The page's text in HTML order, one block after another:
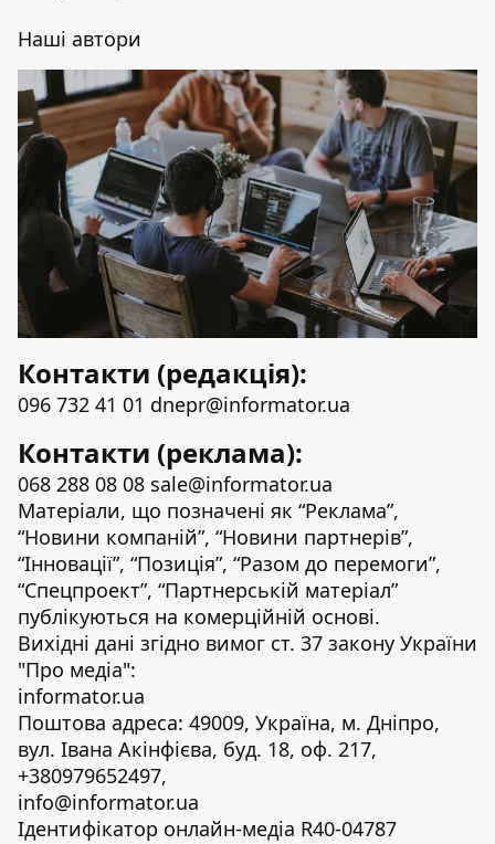
Наші автори
Контакти (редакція):
096 732 41 01 dnepr@informator.ua
Контакти (реклама):
068 288 08 08 sale@informator.ua
Матеріали, що позначені як “Реклама”,
“Новини компаній”, “Новини партнерів”,
“Інновації”, “Позиція”, “Разом до перемоги”,
“Спецпроект”, “Партнерській матеріал”
публікуються на комерційній основі.
Вихідні дані згідно вимог ст. 37 закону України
"Про медіа":
informator.ua
Поштова адреса: 49009, Україна, м. Дніпро,
вул. Івана Акінфієва, буд. 18, оф. 217,
+380979652497,
info@informator.ua
Ідентифікатор онлайн-медіа R40-04787